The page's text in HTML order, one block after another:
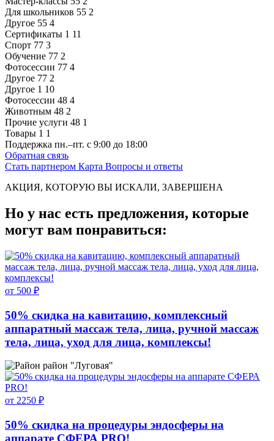
Для школьников 55 2
Другое 55 4
Сертификаты 1 11
Спорт 77 3
Обучение 77 2
Фотосессии 77 4
Другое 77 2
Другое 1 10
Фотосессии 48 4
Животным 48 2
Прочие услуги 48 1
Товары 1 1
Поддержка пн.–пт. с 9:00 до 18:00
Обратная связь
Стать партнером Карта Вопросы и ответы
АКЦИЯ, КОТОРУЮ ВЫ ИСКАЛИ, ЗАВЕРШЕНА
Но у нас есть предложения, которые
могут вам понравиться:
от 500 ₽
50% скидка на кавитацию, комплексный
аппаратный массаж тела, лица, ручной массаж
тела, лица, уход для лица, комплексы!
район "Луговая"
от 2250 ₽
50% скидка на процедуры эндосферы на
аппарате СФЕРА PRO!